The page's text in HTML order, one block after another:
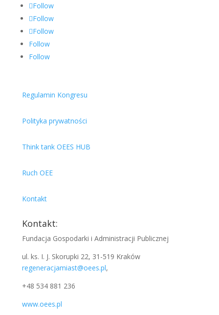
Follow
Follow
Follow
Follow
Follow
Regulamin Kongresu
Polityka prywatności
Think tank OEES HUB
Ruch OEE
Kontakt
Kontakt:
Fundacja Gospodarki i Administracji Publicznej
ul. ks. I. J. Skorupki 22, 31-519 Kraków
regeneracjamiast@oees.pl,
+48 534 881 236
www.oees.pl